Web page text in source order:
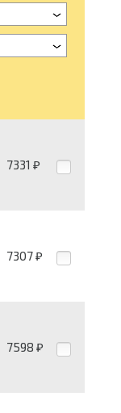
7331 ₽
7307 ₽
7598 ₽